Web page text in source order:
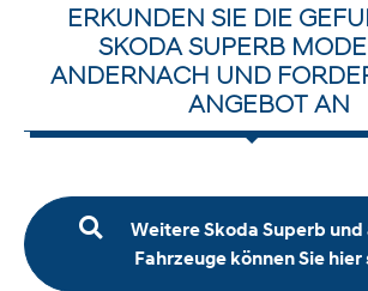
ERKUNDEN SIE DIE
SKODA SUPERB
ANDERNACH UND
ANGEBOT AN
Weitere Skoda Superb
Fahrzeuge können Sie hier